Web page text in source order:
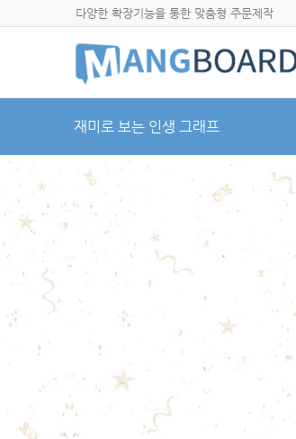
다양한 확장기능을 통한 맞춤형 주문제작
재미로 보는 인생 그래프